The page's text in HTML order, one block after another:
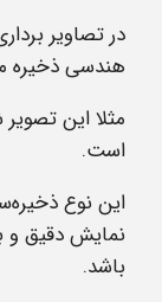
در تصاویر
هندسی ذخیره
مثلا این
است.
این نوع
نمایش دقیق و
باشد.